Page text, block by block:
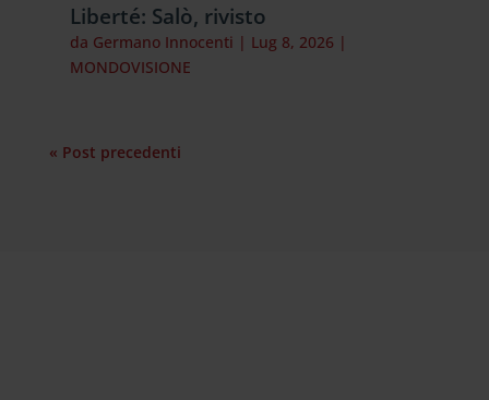
Liberté: Salò, rivisto
da Germano Innocenti | Lug 8, 2026 |
MONDOVISIONE
« Post precedenti